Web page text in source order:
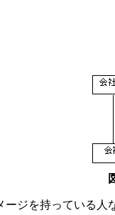
ジを持っている